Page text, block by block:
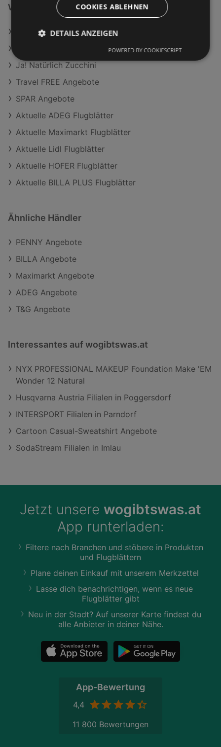
Weiterführende Links
Clever Cottage Cheese
Berger Backofenschinken
Ja! Natürlich Zucchini
Travel FREE Angebote
SPAR Angebote
Aktuelle ADEG Flugblätter
Aktuelle Maximarkt Flugblätter
Aktuelle Lidl Flugblätter
Aktuelle HOFER Flugblätter
Aktuelle BILLA PLUS Flugblätter
Ähnliche Händler
PENNY Angebote
BILLA Angebote
Maximarkt Angebote
ADEG Angebote
T&G Angebote
Interessantes auf wogibtswas.at
NYX PROFESSIONAL MAKEUP Foundation Make 'EM
Wonder 12 Natural
Husqvarna Austria Filialen in Poggersdorf
INTERSPORT Filialen in Parndorf
Cartoon Casual-Sweatshirt Angebote
SodaStream Filialen in Imlau
Jetzt unsere wogibtswas.at
App runterladen:
Filtere nach Branchen und stöbere in Produkten
und Flugblättern
Plane deinen Einkauf mit unserem Merkzettel
Lasse dich benachrichtigen, wenn es neue
Flugblätter gibt
Neu in der Stadt? Auf unserer Karte findest du
alle Anbieter in deiner Nähe.
App-Bewertung
4,4
11 800 Bewertungen
COOKIES ABLEHNEN
DETAILS ANZEIGEN
POWERED BY COOKIESCRIPT